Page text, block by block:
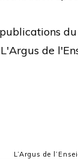
L'Argus de
L’Argus de